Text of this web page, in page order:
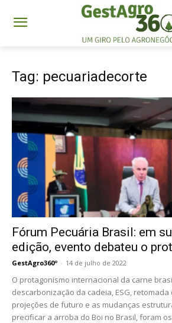
Tag: pecuariadecorte
Fórum Pecuária Brasil: em
edição, evento debateu o
GestAgro360º - 14 de julho de 2022
O protagonismo internacional da carne
descarbonização da cadeia, ESG,
projeções de futuro e as mudanças
precificar a arroba do Boi no Brasil, foram